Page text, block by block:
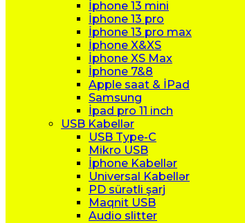
İphone 13 mini
İphone 13 pro
İphone 13 pro max
İphone X&XS
İphone XS Max
İphone 7&8
Apple saat & İPad
Samsung
İpad pro 11 inch
USB Kabellər
USB Type-C
Mikro USB
İphone Kabellər
Universal Kabellər
PD sürətli şarj
Maqnit USB
Audio slitter